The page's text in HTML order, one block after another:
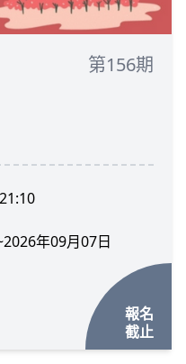
第156期
年09月07日
報名
截止